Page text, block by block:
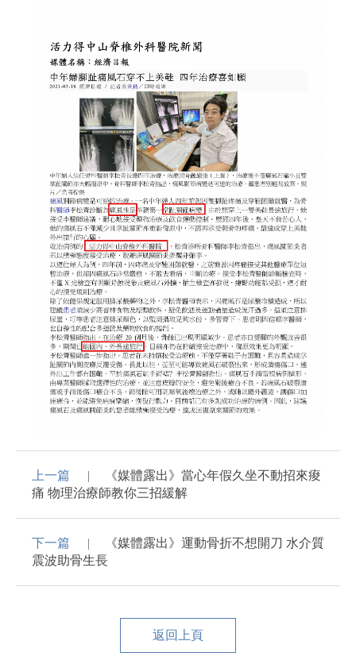
上一篇
《媒體露出》當心年假久坐不動招來痠
痛 物理治療師教你三招緩解
下一篇
《媒體露出》運動骨折不想開刀 水介質
震波助骨生長
返回上頁